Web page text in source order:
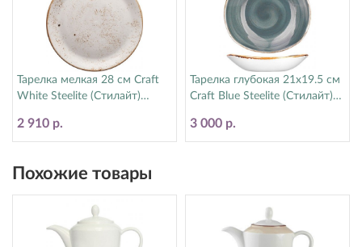
Тарелка мелкая 28 см Craft
White Steelite (Стилайт)
2 910 р.
Тарелка глубокая 21х19.5 см
Craft Blue Steelite (Стилайт)
3 000 р.
Похожие товары